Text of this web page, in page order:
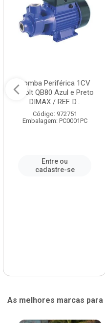
Bomba Periférica 1CV
Bivolt QB80 Azul e Preto
DIMAX / REF. D...
Código: 972751
Embalagem: PC0001PC
Entre ou
cadastre-se
As melhores marcas